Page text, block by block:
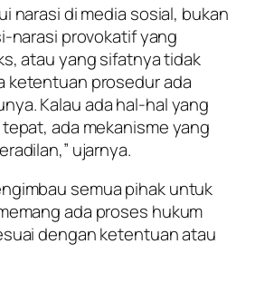
narasi di media sosial, bukan
narasi provokatif yang
atau yang sifatnya tidak
ketentuan prosedur ada
Kalau ada hal-hal yang
ada mekanisme yang
ujarnya.
semua pihak untuk
ada proses hukum
dengan ketentuan atau